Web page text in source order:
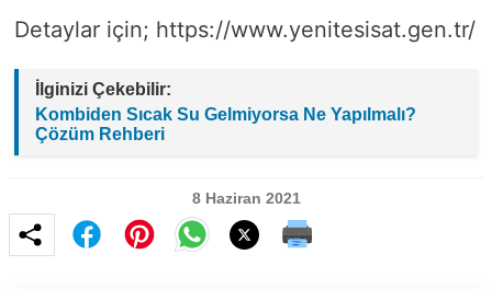
Detaylar için; https://www.yenitesisat.gen.tr/
İlginizi Çekebilir:
Kombiden Sıcak Su Gelmiyorsa Ne Yapılmalı?
Çözüm Rehberi
8 Haziran 2021